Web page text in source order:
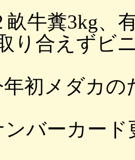
牛糞3kg、
り合えずビ
年初メダカの
ンバーカー